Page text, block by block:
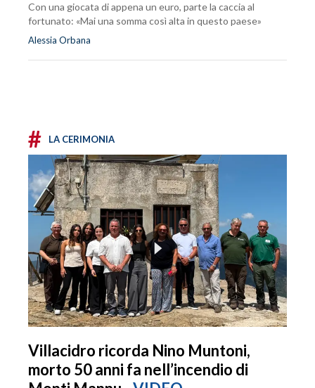
Con una giocata di appena un euro, parte la caccia al
fortunato: «Mai una somma così alta in questo paese»
Alessia Orbana
# LA CERIMONIA
Villacidro ricorda Nino Muntoni,
morto 50 anni fa nell’incendio di